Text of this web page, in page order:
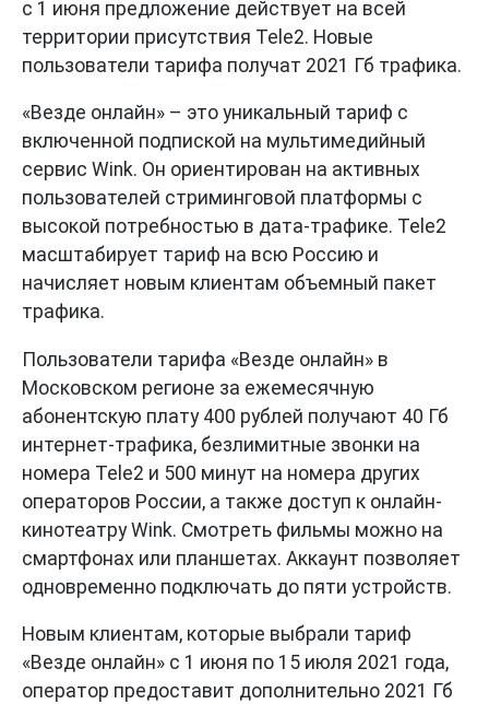
с 1 июня предложение действует на всей
территории присутствия Tele2. Новые
пользователи тарифа получат 2021 Гб трафика.
«Везде онлайн» – это уникальный тариф с
включенной подпиской на мультимедийный
сервис Wink. Он ориентирован на активных
пользователей стриминговой платформы с
высокой потребностью в дата-трафике. Tele2
масштабирует тариф на всю Россию и
начисляет новым клиентам объемный пакет
трафика.
Пользователи тарифа «Везде онлайн» в
Московском регионе за ежемесячную
абонентскую плату 400 рублей получают 40 Гб
интернет-трафика, безлимитные звонки на
номера Tele2 и 500 минут на номера других
операторов России, а также доступ к онлайн-
кинотеатру Wink. Смотреть фильмы можно на
смартфонах или планшетах. Аккаунт позволяет
одновременно подключать до пяти устройств.
Новым клиентам, которые выбрали тариф
«Везде онлайн» с 1 июня по 15 июля 2021 года,
оператор предоставит дополнительно 2021 Гб